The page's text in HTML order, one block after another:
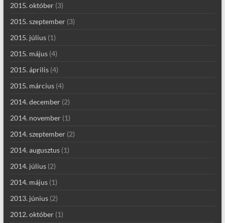
2015. október(3)
2015. szeptember(3)
2015. július(1)
2015. május(4)
2015. április(4)
2015. március(4)
2014. december(2)
2014. november(1)
2014. szeptember(2)
2014. augusztus(1)
2014. július(2)
2014. május(1)
2013. június(2)
2012. október(1)